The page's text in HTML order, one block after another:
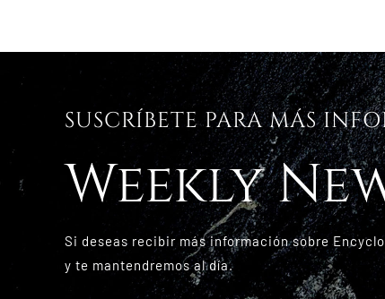
SUSCRÍBETE PARA MÁS
Weekly
Si deseas recibir más información sobre
y te mantendremos al día.